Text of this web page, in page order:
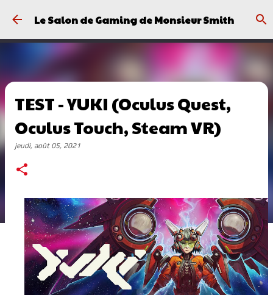
Passer au contenu principal
Le Salon de Gaming de Monsieur Smith
TEST - YUKI (Oculus Quest,
Oculus Touch, Steam VR)
jeudi, août 05, 2021